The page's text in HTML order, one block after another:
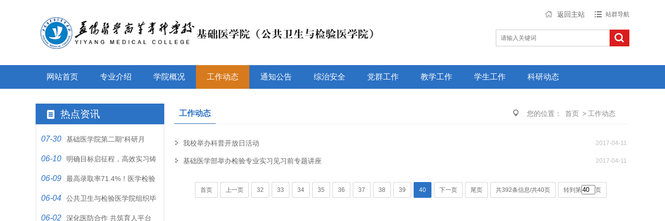
返回主站 站群导航
网站首页 专业介绍 学院概况 工作动态 通知公告 综治安全 党群工作 教学工作 学生工作 科研动态
热点资讯
07-30 基础医学院第二期“科研月
坛”开讲
06-10 明确目标启征程，高效实习铸
未来
06-09 最高录取率71.4%！医学检验
技术专业专升本强势突围
06-04 公共卫生与检验医学院组织毕
业生参加 省级就业指导培训
06-02 深化医防合作 共筑育人平台
您的位置： 首页 > 工作动态
工作动态
2017-04-11
我校举办科普开放日活动
2017-04-11
基础医学部举办检验专业实习见习前专题讲座
首页 上一页 32 33 34 35 36 37 38 39 40 下一页 尾页 共392条信息/共40页 转到第 页